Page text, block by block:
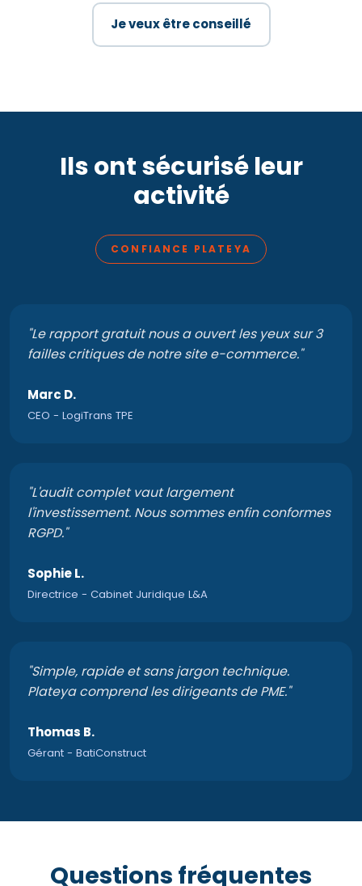
Je veux être conseillé
Ils ont sécurisé leur
activité
CONFIANCE PLATEYA
"Le rapport gratuit nous a ouvert les yeux sur 3
failles critiques de notre site e-commerce."
Marc D.
CEO - LogiTrans TPE
"L'audit complet vaut largement
l'investissement. Nous sommes enfin conformes
RGPD."
Sophie L.
Directrice - Cabinet Juridique L&A
"Simple, rapide et sans jargon technique.
Plateya comprend les dirigeants de PME."
Thomas B.
Gérant - BatiConstruct
Questions fréquentes